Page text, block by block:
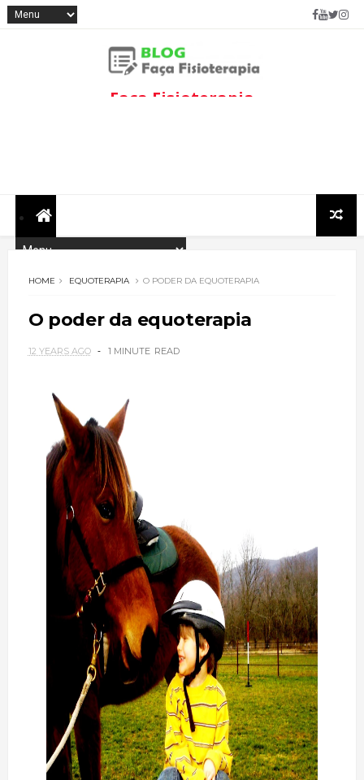
Faça Fisioterapia
HOME EQUOTERAPIA O PODER DA EQUOTERAPIA
O poder da equoterapia
12 YEARS AGO 1 MINUTE READ